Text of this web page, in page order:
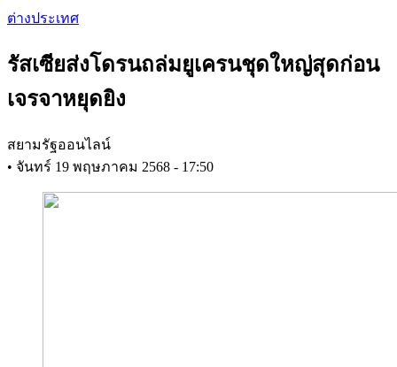
Skip
content
ต่างประเทศ
รัสเซียส่งโดรนถล่มยูเครนชุดใหญ่สุดก่อน
เจรจาหยุดยิง
สยามรัฐออนไลน์
• จันทร์ 19 พฤษภาคม 2568 - 17:50